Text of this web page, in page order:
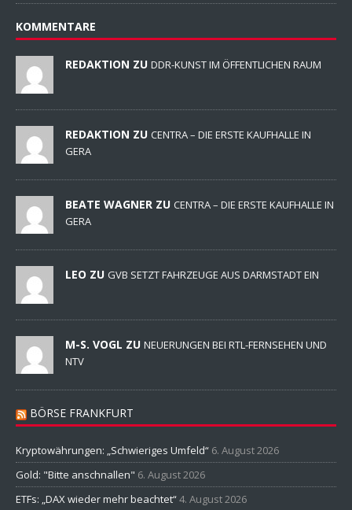
KOMMENTARE
REDAKTION ZU DDR-KUNST IM ÖFFENTLICHEN RAUM
REDAKTION ZU CENTRA – DIE ERSTE KAUFHALLE IN
GERA
BEATE WAGNER ZU CENTRA – DIE ERSTE KAUFHALLE IN
GERA
LEO ZU GVB SETZT FAHRZEUGE AUS DARMSTADT EIN
M-S. VOGL ZU NEUERUNGEN BEI RTL-FERNSEHEN UND
NTV
BÖRSE FRANKFURT
Kryptowährungen: „Schwieriges Umfeld“ 6. August 2026
Gold: "Bitte anschnallen" 6. August 2026
ETFs: „DAX wieder mehr beachtet“4. August 2026